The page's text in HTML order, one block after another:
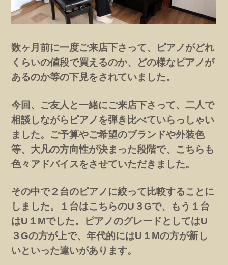
数ヶ月前に一度ご来店下さって、ピアノがどれ
くらいの値段で買えるのか、どの様なピアノが
あるのか等の下見をされていました。
今回、ご友人と一緒にご来店下さって、二人で
相談しながらピアノを弾き比べていらっしゃい
ました。ご予算やご希望のブランドや外装色
等、大凡の方向性が決まった段階で、こちらも
色々アドバイスをさせていただきました。
その中で２台のピアノに絞って比較することに
しました。１台はこちらのU３Gで、もう１台
はU１Mでした。ピアノのグレードとしてはU
３Gの方が上で、年代的にはU１Mの方が新し
いといった違いがあります。